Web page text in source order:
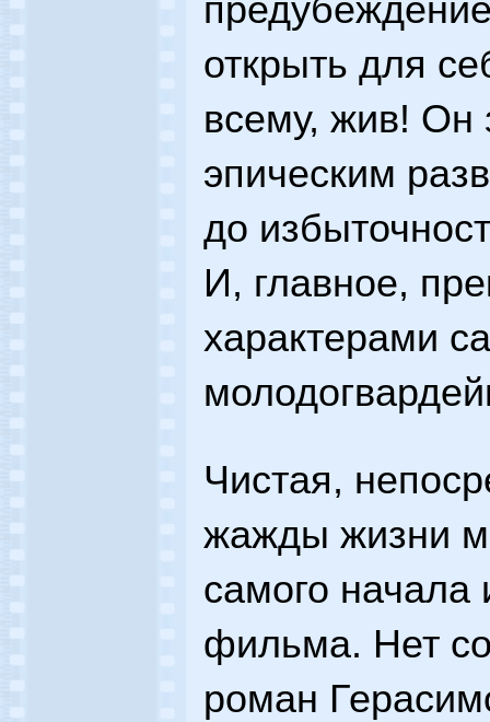
открыть для
всему, жив!
эпическим
до
И, главное,
характерами
Чистая,
жажды жизни
самого начала
фильма. Нет
роман